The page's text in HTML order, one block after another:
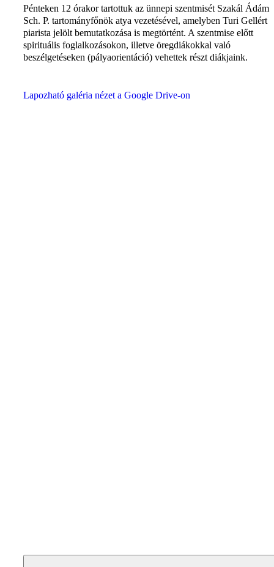
Pénteken 12 órakor tartottuk az ünnepi szentmisét Szakál Ádám
Sch. P. tartományfőnök atya vezetésével, amelyben Turi Gellért
piarista jelölt bemutatkozása is megtörtént. A szentmise előtt
spirituális foglalkozásokon, illetve öregdiákokkal való
beszélgetéseken (pályaorientáció) vehettek részt diákjaink.
Lapozható galéria nézet a Google Drive-on